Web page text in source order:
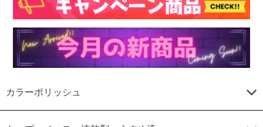
カラーポリッシュ